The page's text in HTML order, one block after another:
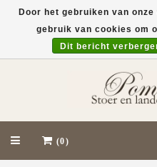
(0)
Door het gebruiken van
gebruik van cookies om
Dit bericht